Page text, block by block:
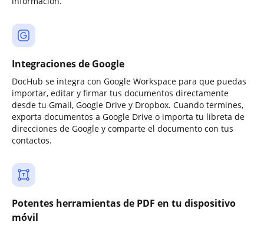
Integraciones de Google
DocHub se integra con Google Workspace para que puedas
importar, editar y firmar tus documentos directamente
desde tu Gmail, Google Drive y Dropbox. Cuando termines,
exporta documentos a Google Drive o importa tu libreta de
direcciones de Google y comparte el documento con tus
contactos.
Potentes herramientas de PDF en tu dispositivo
móvil